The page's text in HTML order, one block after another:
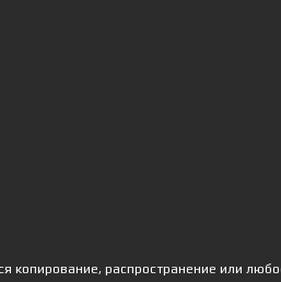
распространение или